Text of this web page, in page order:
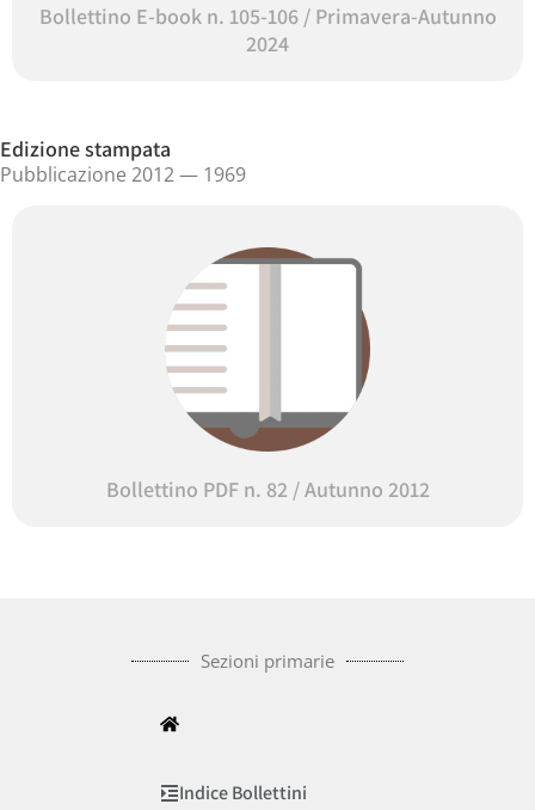
Bollettino E-book n. 105-106 / Primavera-Autunno
2024
Edizione stampata
Pubblicazione 2012 — 1969
Bollettino PDF n. 82 / Autunno 2012
Sezioni primarie
Indice Bollettini